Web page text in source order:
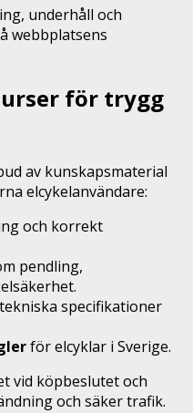
underhåll och
webbplatsens
för trygg
av kunskapsmaterial
elcykelanvändare:
och korrekt
pendling,
specifikationer
för elcyklar i Sverige.
vid köpbeslutet och
och säker trafik.